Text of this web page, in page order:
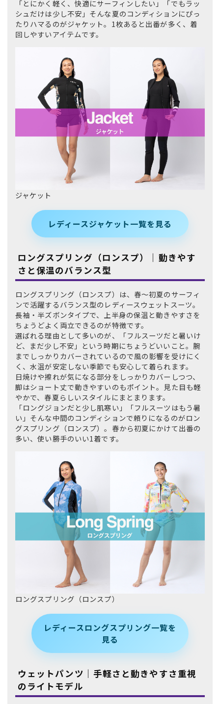
「とにかく軽く、快適にサーフィンしたい」「でもラッ
シュだけは少し不安」そんな夏のコンディションにぴっ
たりハマるのがジャケット。1枚あると出番が多く、着
回しやすいアイテムです。
ジャケット
レディースジャケット一覧を見る
ロングスプリング（ロンスプ）｜動きやす
さと保温のバランス型
ロングスプリング（ロンスプ）は、春〜初夏のサーフィ
ンで活躍するバランス型のレディースウェットスーツ。
長袖・半ズボンタイプで、上半身の保温と動きやすさを
ちょうどよく両立できるのが特徴です。
選ばれる理由として多いのが、「フルスーツだと暑いけ
ど、まだ少し不安」という時期にちょうどいいこと。腕
までしっかりカバーされているので風の影響を受けにく
く、水温が安定しない季節でも安心して着られます。
日焼けや擦れが気になる部分をしっかりカバーしつつ、
脚はショート丈で動きやすいのもポイント。見た目も軽
やかで、春夏らしいスタイルにまとまります。
「ロングジョンだと少し肌寒い」「フルスーツはもう暑
い」そんな中間のコンディションで頼りになるのがロン
グスプリング（ロンスプ）。春から初夏にかけて出番の
多い、使い勝手のいい1着です。
ロングスプリング（ロンスプ）
レディースロングスプリング一覧を
見る
ウェットパンツ｜手軽さと動きやすさ重視
のライトモデル